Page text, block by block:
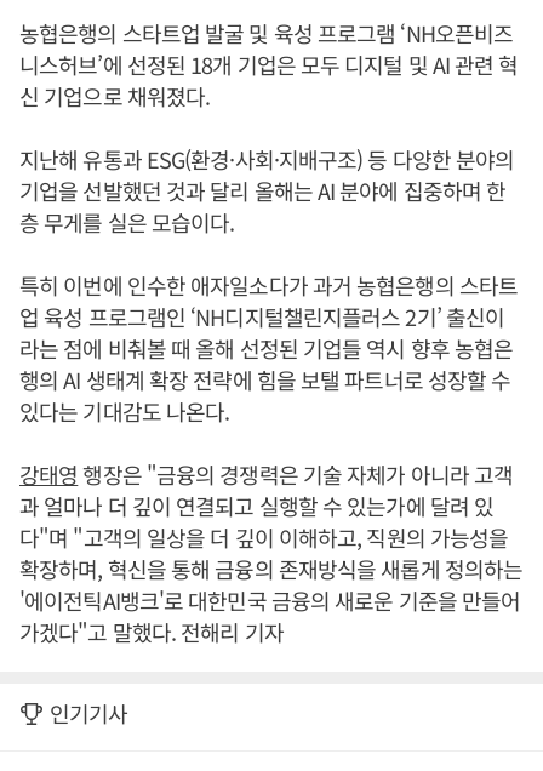
농협은행의 스타트업 발굴 및 육성 프로그램 ‘NH오픈비즈
니스허브’에 선정된 18개 기업은 모두 디지털 및 AI 관련 혁
신 기업으로 채워졌다.
지난해 유통과 ESG(환경·사회·지배구조) 등 다양한 분야의
기업을 선발했던 것과 달리 올해는 AI 분야에 집중하며 한
층 무게를 실은 모습이다.
특히 이번에 인수한 애자일소다가 과거 농협은행의 스타트
업 육성 프로그램인 ‘NH디지털챌린지플러스 2기’ 출신이
라는 점에 비춰볼 때 올해 선정된 기업들 역시 향후 농협은
행의 AI 생태계 확장 전략에 힘을 보탤 파트너로 성장할 수
있다는 기대감도 나온다.
강태영행장은 "금융의 경쟁력은 기술 자체가 아니라 고객
과 얼마나 더 깊이 연결되고 실행할 수 있는가에 달려 있
다"며 "고객의 일상을 더 깊이 이해하고, 직원의 가능성을
확장하며, 혁신을 통해 금융의 존재방식을 새롭게 정의하는
'에이전틱AI뱅크'로 대한민국 금융의 새로운 기준을 만들어
가겠다"고 말했다. 전해리 기자
인기기사